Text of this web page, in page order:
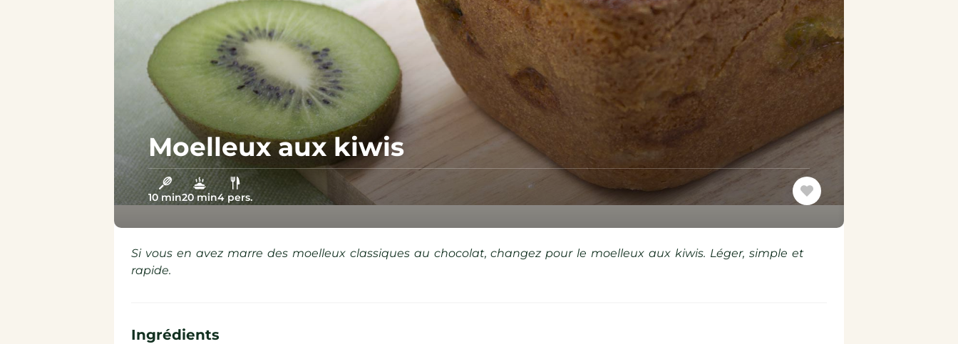
Moelleux aux kiwis
10 min20 min4 pers.
Si vous en avez marre des moelleux classiques au chocolat, changez pour le moelleux aux kiwis. Léger, simple et
rapide.
Ingrédients